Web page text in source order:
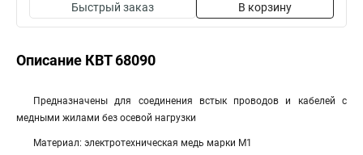
Быстрый заказ В корзину
Описание КВТ 68090
Предназначены для соединения встык проводов и кабелей с
медными жилами без осевой нагрузки
Материал: электротехническая медь марки М1